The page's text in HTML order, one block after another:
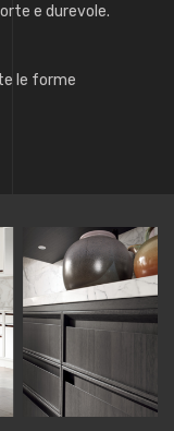
e durevole.
le forme